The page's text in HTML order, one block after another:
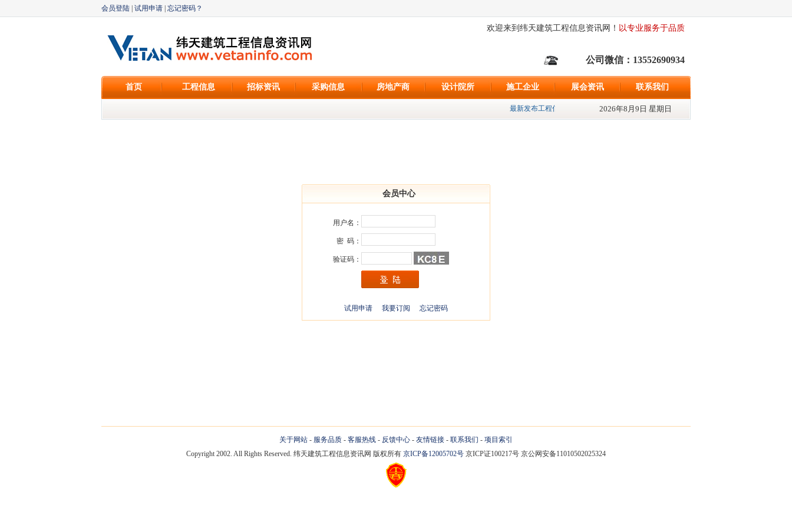
会员登陆 试用申请 忘记密码？
欢迎来到纬天建筑工程信息资讯网！ 以专业服务于品质
公司微信：13552690934
首页 工程信息 招标资讯 采购信息 房地产商 设计院所 施工企业 展会资讯 联系我们
最新发布工程信息500条、最新发布招标资讯{598}条、最新发布采购信息{522}条; 追求独
2026年8月9日 星期日
会员中心
用户名：
密 码：
验证码：
试用申请 我要订阅 忘记密码
关于网站 - 服务品质 - 客服热线 - 反馈中心 - 友情链接 - 联系我们 - 项目索引
Copyright 2002. All Rights Reserved. 纬天建筑工程信息资讯网 版权所有 京ICP备12005702号 京ICP证100217号 京公网安备11010502025324